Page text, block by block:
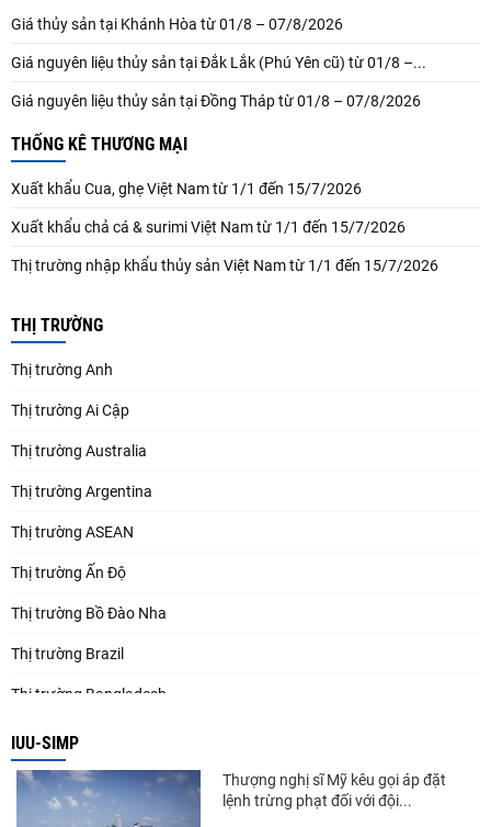
Giá thủy sản tại Khánh Hòa từ 01/8 – 07/8/2026
Giá nguyên liệu thủy sản tại Đắk Lắk (Phú Yên cũ) từ 01/8 –...
Giá nguyên liệu thủy sản tại Đồng Tháp từ 01/8 – 07/8/2026
THỐNG KÊ THƯƠNG MẠI
Xuất khẩu Cua, ghẹ Việt Nam từ 1/1 đến 15/7/2026
Xuất khẩu chả cá & surimi Việt Nam từ 1/1 đến 15/7/2026
Thị trường nhập khẩu thủy sản Việt Nam từ 1/1 đến 15/7/2026
THỊ TRƯỜNG
Thị trường Anh
Thị trường Ai Cập
Thị trường Australia
Thị trường Argentina
Thị trường ASEAN
Thị trường Ấn Độ
Thị trường Bồ Đào Nha
Thị trường Brazil
Thị trường Bangladesh
Thị trường Chile
Thị trường Canada
Thị trường Ecuador
IUU-SIMP
Thượng nghị sĩ Mỹ kêu gọi áp đặt
lệnh trừng phạt đối với đội...